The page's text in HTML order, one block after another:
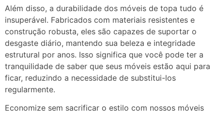
Além disso, a durabilidade dos móveis de topa tudo é
insuperável. Fabricados com materiais resistentes e
construção robusta, eles são capazes de suportar o
desgaste diário, mantendo sua beleza e integridade
estrutural por anos. Isso significa que você pode ter a
tranquilidade de saber que seus móveis estão aqui para
ficar, reduzindo a necessidade de substitui-los
regularmente.
Economize sem sacrificar o estilo com nossos móveis